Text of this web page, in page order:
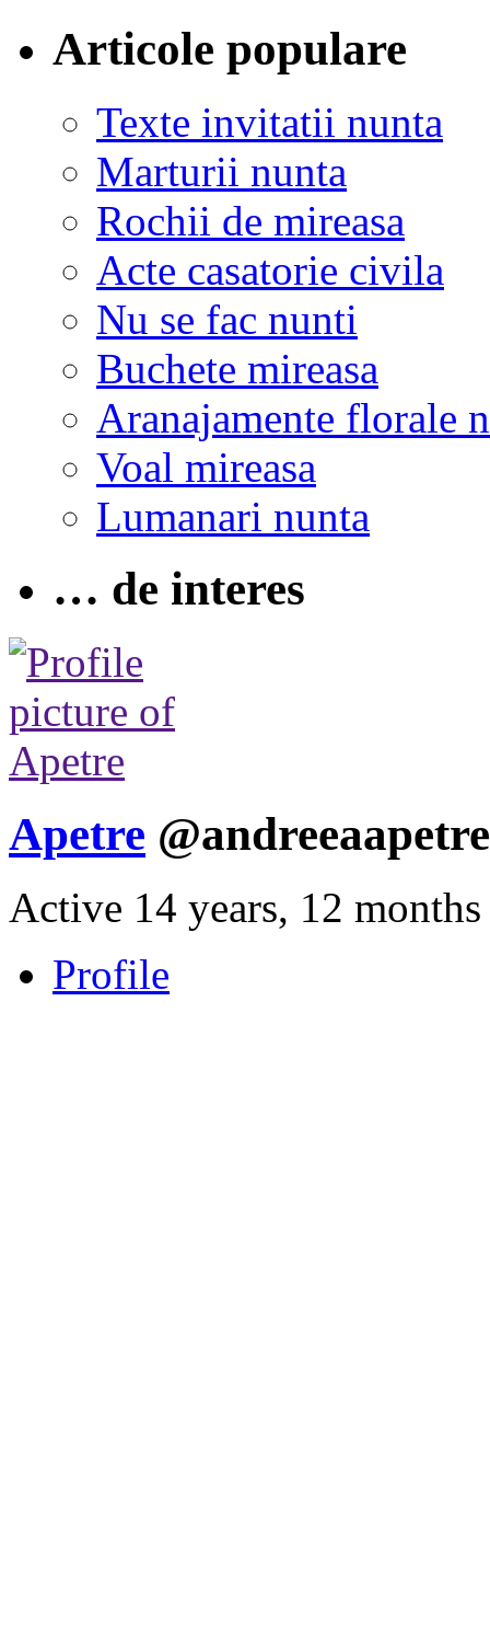
Articole populare
Texte invitatii nunta
Marturii nunta
Rochii de mireasa
Acte casatorie civila
Nu se fac nunti
Buchete mireasa
Aranajamente florale
Voal mireasa
Lumanari nunta
… de interes
Apetre
Active 14 years, 12 months
Profile